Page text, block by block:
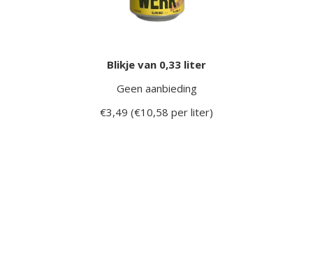
Blikje van 0,33 liter
Geen aanbieding
€3,49 (€10,58 per liter)